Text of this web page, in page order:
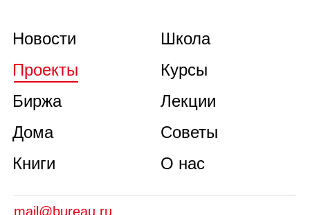
Новости
Проекты
Биржа
Дома
Книги
Школа
Курсы
Лекции
Советы
О нас
mail@bureau.ru